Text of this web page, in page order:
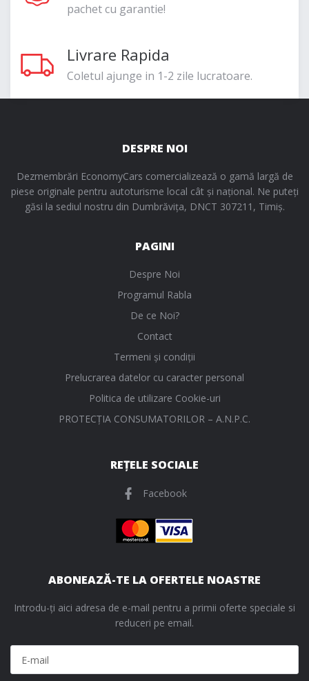
pachet cu garantie!
Livrare Rapida
Coletul ajunge in 1-2 zile lucratoare.
DESPRE NOI
Dezmembrări EconomyCars comercializează o gamă largă de
piese originale pentru autoturisme local cât și național. Ne puteți
găsi la sediul nostru din Dumbrăvița, DNCT 307211, Timiș.
PAGINI
Despre Noi
Programul Rabla
De ce Noi?
Contact
Termeni și condiții
Prelucrarea datelor cu caracter personal
Politica de utilizare Cookie-uri
PROTECŢIA CONSUMATORILOR – A.N.P.C.
REȚELE SOCIALE
Facebook
ABONEAZĂ-TE LA OFERTELE NOASTRE
Introdu-ți aici adresa de e-mail pentru a primii oferte speciale si
reduceri pe email.